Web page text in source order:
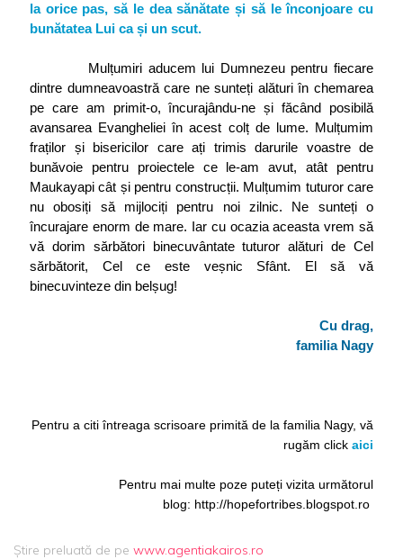
la orice pas, să le dea sănătate și să le înconjoare cu
bunătatea Lui ca și un scut.
Mulțumiri aducem lui Dumnezeu pentru fiecare
dintre dumneavoastră care ne sunteți alături în chemarea
pe care am primit-o, încurajându-ne și făcând posibilă
avansarea Evangheliei în acest colț de lume. Mulțumim
fraților și bisericilor care ați trimis darurile voastre de
bunăvoie pentru proiectele ce le-am avut, atât pentru
Maukayapi cât și pentru construcții. Mulțumim tuturor care
nu obosiți să mijlociți pentru noi zilnic. Ne sunteți o
încurajare enorm de mare. Iar cu ocazia aceasta vrem să
vă dorim sărbători binecuvântate tuturor alături de Cel
sărbătorit, Cel ce este veșnic Sfânt. El să vă
binecuvinteze din belșug!
Cu drag,
familia Nagy
Pentru a citi întreaga scrisoare primită de la familia Nagy, vă
rugăm click aici
Pentru mai multe poze puteți vizita următorul
blog: http://hopefortribes.blogspot.ro
Știre preluată de pe www.agentiakairos.ro